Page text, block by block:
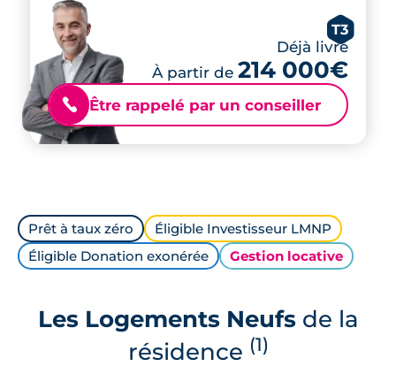
T3
Déjà livré
À partir de 214 000€
📞 Être rappelé par un conseiller
Prêt à taux zéro
Éligible Investisseur LMNP
Éligible Donation exonérée
Gestion locative
Les Logements Neufsde la
résidence (1)